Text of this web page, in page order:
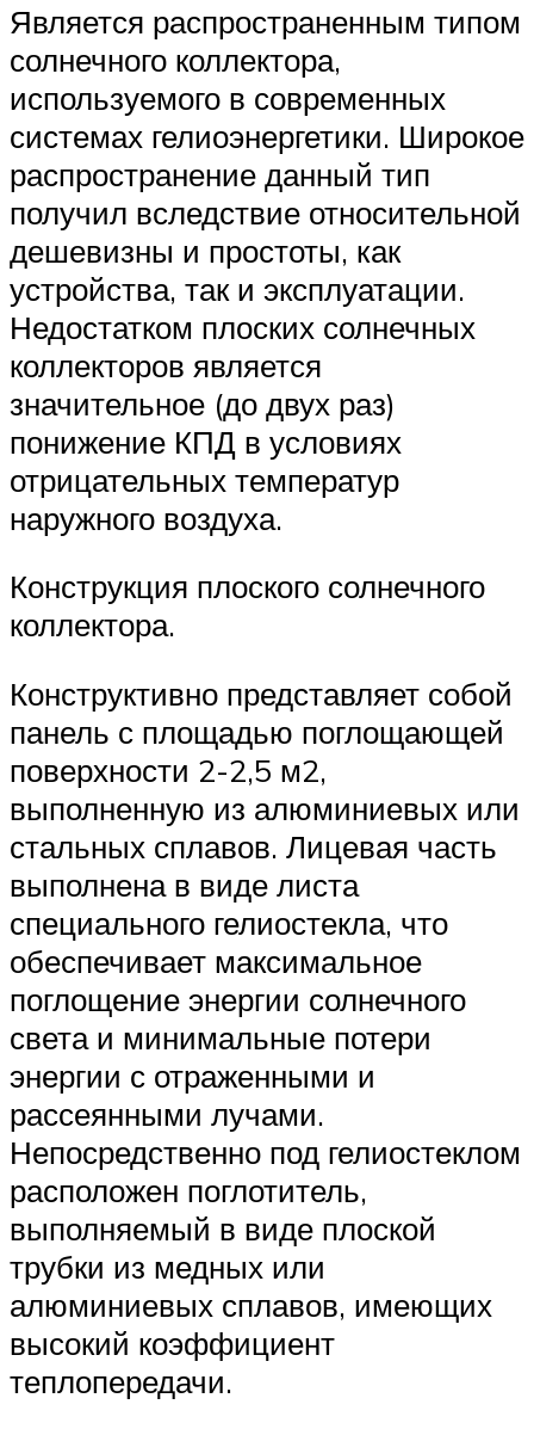
Является распространенным типом
солнечного коллектора,
используемого в современных
системах гелиоэнергетики. Широкое
распространение данный тип
получил вследствие относительной
дешевизны и простоты, как
устройства, так и эксплуатации.
Недостатком плоских солнечных
коллекторов является
значительное (до двух раз)
понижение КПД в условиях
отрицательных температур
наружного воздуха.
Конструкция плоского солнечного
коллектора.
Конструктивно представляет собой
панель с площадью поглощающей
поверхности 2-2,5 м2,
выполненную из алюминиевых или
стальных сплавов. Лицевая часть
выполнена в виде листа
специального гелиостекла, что
обеспечивает максимальное
поглощение энергии солнечного
света и минимальные потери
энергии с отраженными и
рассеянными лучами.
Непосредственно под гелиостеклом
расположен поглотитель,
выполняемый в виде плоской
трубки из медных или
алюминиевых сплавов, имеющих
высокий коэффициент
теплопередачи.